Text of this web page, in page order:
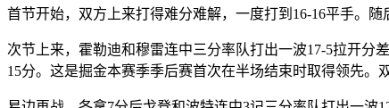
首节开始，双方上来打得难分难解，一度打到16-16平手。
次节上来，霍勒迪和穆雷连中三分率队打出一波17-5拉开分
15分。这是掘金本赛季季后赛首次在半场结束时取得领先。